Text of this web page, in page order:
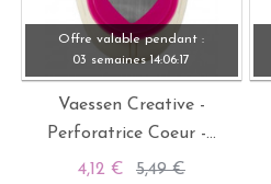
Offre valable pendant :
03 semaines 14:06: 15
Vaessen Creative -
Perforatrice Coeur -...
4,12 € 5,49 €